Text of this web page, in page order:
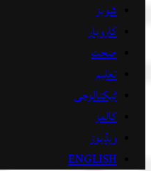
شوبز
کاروبار
صحت
تعلیم
ٹیکنالوجی
کالمز
ویڈیوز
ENGLISH